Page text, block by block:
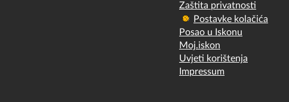
Zaštita privatnosti
Postavke kolačića
Posao u Iskonu
Moj.iskon
Uvjeti korištenja
Impressum